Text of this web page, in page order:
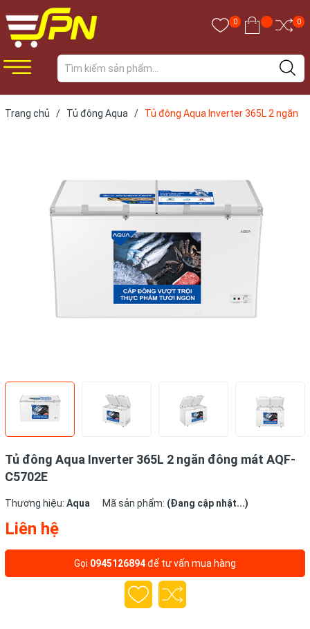
0 0
Trang chủ / Tủ đông Aqua /
Tủ đông Aqua Inverter 365L 2 ngăn
Tủ đông Aqua Inverter 365L 2 ngăn đông mát AQF-
C5702E
Thương hiệu: Aqua Mã sản phẩm: (Đang cập nhật...)
Liên hệ
Gọi 0945126894để tư vấn mua hàng